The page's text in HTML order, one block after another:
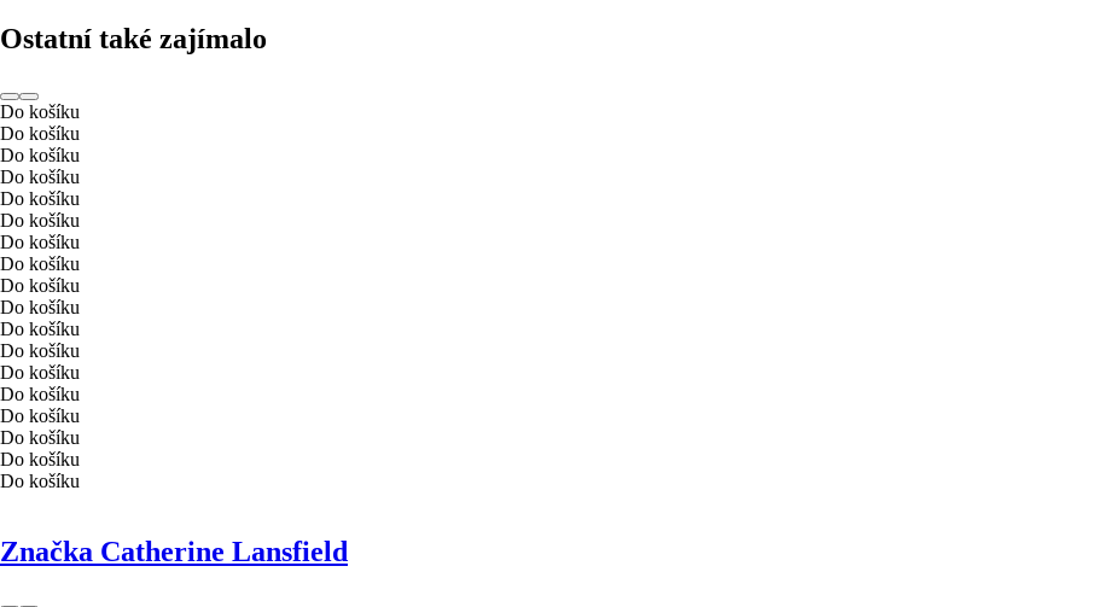
Ostatní také zajímalo
Do košíku
Do košíku
Do košíku
Do košíku
Do košíku
Do košíku
Do košíku
Do košíku
Do košíku
Do košíku
Do košíku
Do košíku
Do košíku
Do košíku
Do košíku
Do košíku
Do košíku
Do košíku
Značka Catherine Lansfield